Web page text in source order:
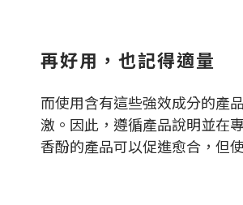
再好用，也記得適量
而使用含有這些強效成分的產
激。因此，遵循產品說明並在
香酚的產品可以促進愈合，但